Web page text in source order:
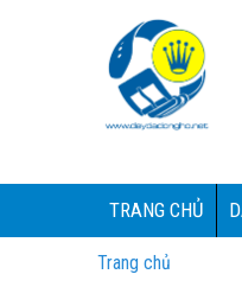
TRANG CHỦ
Trang chủ